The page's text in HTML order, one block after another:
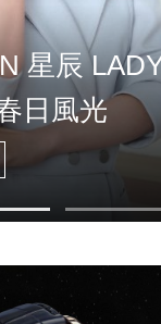
星辰
日風光